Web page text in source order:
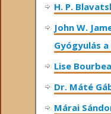
H. P.
John W.
Gyógyulás
Lise
Dr. Máté
Márai